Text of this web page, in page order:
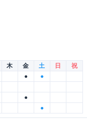
木 金 土 日
祝
●
●
●
●